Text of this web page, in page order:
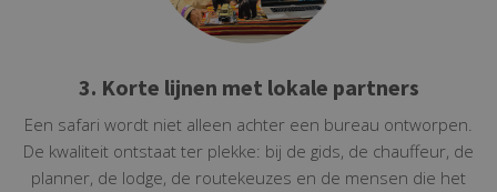
3. Korte lijnen met lokale partners
Een safari wordt niet alleen achter een bureau ontworpen.
De kwaliteit ontstaat ter plekke: bij de gids, de chauffeur, de
planner, de lodge, de routekeuzes en de mensen die het